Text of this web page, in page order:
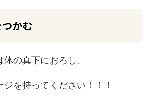
かむ
の真下におろし、
を持ってください！！！